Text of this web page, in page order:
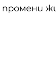
промени